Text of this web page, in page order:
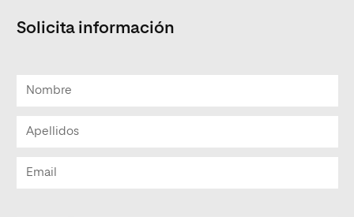
Solicita información